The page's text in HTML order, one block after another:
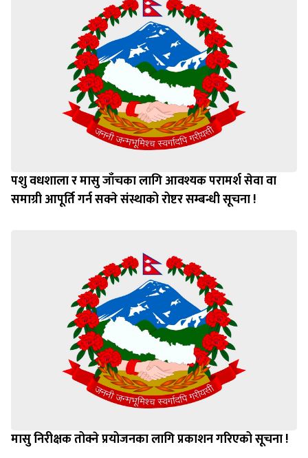
पशु वधशाला र मासु जाँचका लागि आवश्यक परामर्श सेवा वा
समाग्री आपूर्ति गर्न सक्ने संस्थाको रोष्टर सम्बन्धी सूचना !
मासु निरीक्षक तोक्ने प्रयोजनका लागि प्रकाशन गरिएको सूचना !